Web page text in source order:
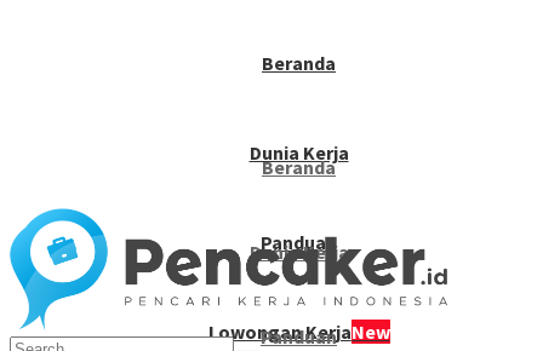
Beranda
Dunia Kerja
Panduan
Lowongan KerjaNew
Beranda
Dunia Kerja
Panduan